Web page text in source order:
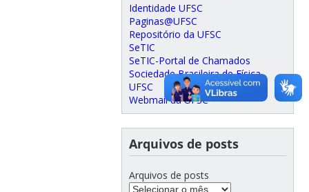
Identidade UFSC
Paginas@UFSC
Repositório da UFSC
SeTIC
SeTIC-Portal de Chamados
Sociedade Brasileira de Física
UFSC
Webmail da UFSC
Arquivos de posts
Arquivos de posts